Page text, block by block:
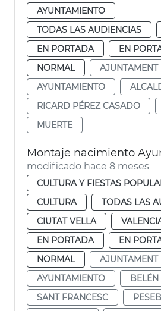
AYUNTAMIENTO
TODAS LAS AUDIENCIAS
EN PORTADA
EN
NORMAL
AJUNTAMENT
AYUNTAMIENTO
RICARD PÉREZ CASADO
MUERTE
modificado hace 8 meses
CULTURA Y FIESTAS
CULTURA
TODAS LAS
CIUTAT VELLA
EN PORTADA
EN
NORMAL
AJUNTAMENT
AYUNTAMIENTO
BELÉN
SANT FRANCESC